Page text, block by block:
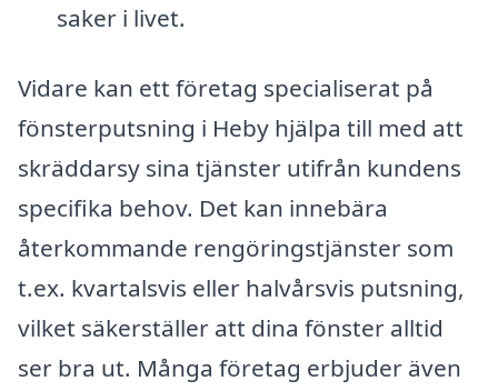
saker i livet.
Vidare kan ett företag specialiserat på
fönsterputsning i Heby hjälpa till med att
skräddarsy sina tjänster utifrån kundens
specifika behov. Det kan innebära
återkommande rengöringstjänster som
t.ex. kvartalsvis eller halvårsvis putsning,
vilket säkerställer att dina fönster alltid
ser bra ut. Många företag erbjuder även